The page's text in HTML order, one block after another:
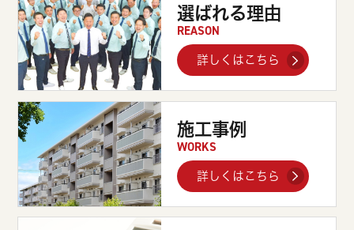
選ばれる理由
REASON
詳しくはこちら
施工事例
WORKS
詳しくはこちら